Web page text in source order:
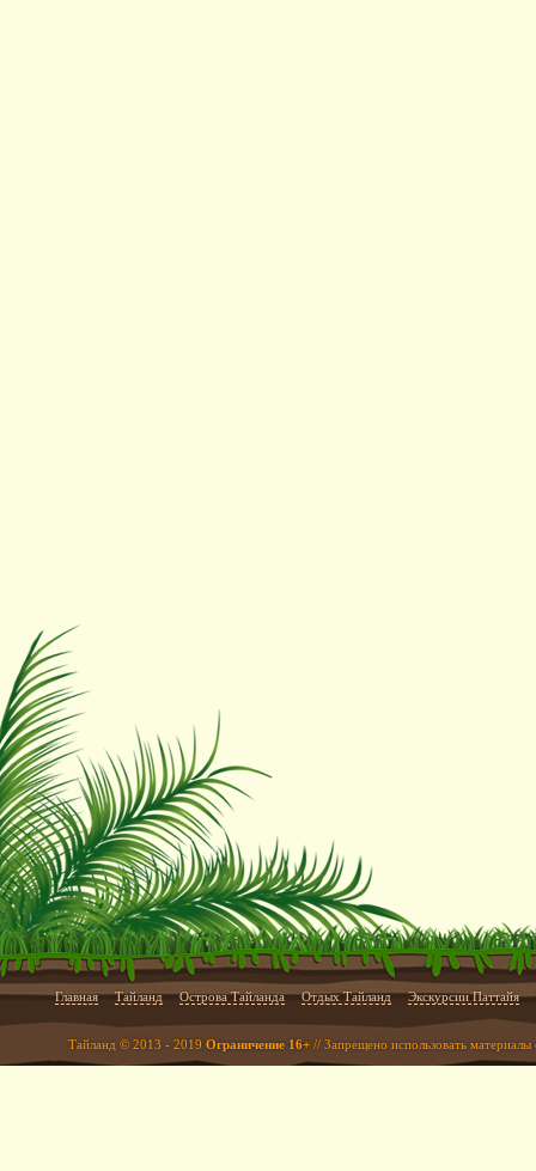
Главная Тайланд Острова Тайланда Отдых Тайланд Экскурсии Паттайя
Тайланд © 2013 - 2019 Ограничение 16+// Запрещено использовать